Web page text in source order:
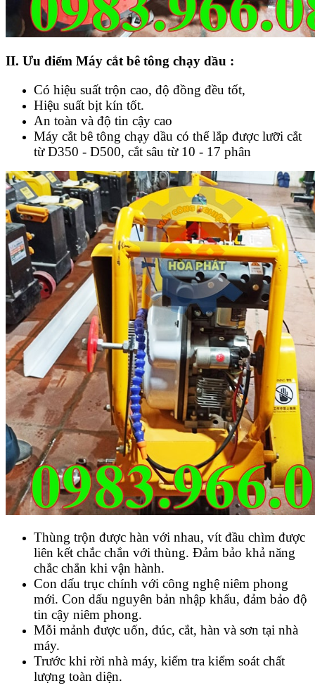
II. Ưu điểm Máy cắt bê tông chạy dầu :
Có hiệu suất trộn cao, độ đồng đều tốt,
Hiệu suất bịt kín tốt.
An toàn và độ tin cậy cao
Máy cắt bê tông chạy dầu có thể lắp được lưỡi cắt
từ D350 - D500, cắt sâu từ 10 - 17 phân
Thùng trộn được hàn với nhau, vít đầu chìm được
liên kết chắc chắn với thùng. Đảm bảo khả năng
chắc chắn khi vận hành.
Con dấu trục chính với công nghệ niêm phong
mới. Con dấu nguyên bản nhập khẩu, đảm bảo độ
tin cậy niêm phong.
Mỗi mảnh được uốn, đúc, cắt, hàn và sơn tại nhà
máy.
Trước khi rời nhà máy, kiểm tra kiểm soát chất
lượng toàn diện.